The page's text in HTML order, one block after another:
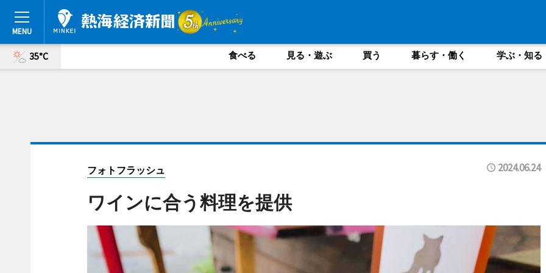
35°C 食べる 見る・遊ぶ 買う 暮らす・働く 学ぶ・知る
フォトフラッシュ 2024.06.24
ワインに合う料理を提供